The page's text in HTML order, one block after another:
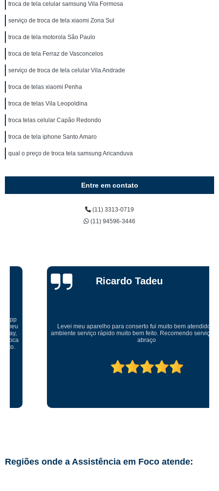
troca de tela celular samsung Vila Formosa
serviço de troca de tela xiaomi Zona Sul
troca de tela motorola São Paulo
troca de tela Ferraz de Vasconcelos
serviço de troca de tela celular Vila Andrade
troca de telas xiaomi Penha
troca de telas Vila Leopoldina
troca telas celular Capão Redondo
troca de tela iphone Santo Amaro
qual o preço de troca tela samsung Aricanduva
Entre em contato
(11) 3313-0719
(11) 94596-3446
Ricardo Tadeu
Levei meu aparelho para conserto fui muito bem atendido um ótimo
ambiente serviço rápido muito bem feito. Recomendo serviço muito bom
Regiões onde a Assistência em Foco atende: